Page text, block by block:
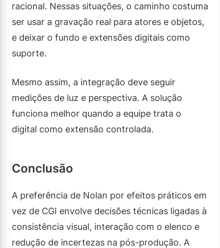
racional. Nessas situações, o caminho costuma
ser usar a gravação real para atores e objetos,
e deixar o fundo e extensões digitais como
suporte.
Mesmo assim, a integração deve seguir
medições de luz e perspectiva. A solução
funciona melhor quando a equipe trata o
digital como extensão controlada.
Conclusão
A preferência de Nolan por efeitos práticos em
vez de CGI envolve decisões técnicas ligadas à
consistência visual, interação com o elenco e
redução de incertezas na pós-produção. A